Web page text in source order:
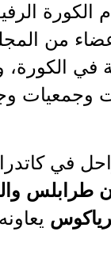
الكورة
من
في الكورة،
وجمعيات
في
طرابلس